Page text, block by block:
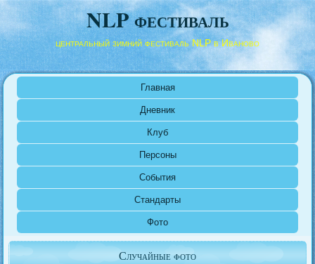
NLP фестиваль
центральный зимний фестиваль NLP в Иваново
Главная
Дневник
Клуб
Персоны
События
Стандарты
Фото
Случайные фото